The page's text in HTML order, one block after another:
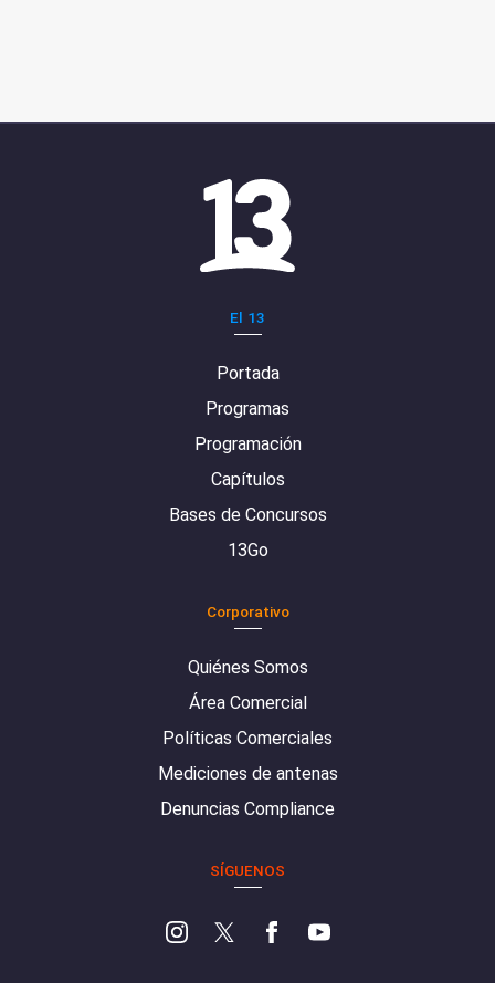
El 13
Portada
Programas
Programación
Capítulos
Bases de Concursos
13Go
Corporativo
Quiénes Somos
Área Comercial
Políticas Comerciales
Mediciones de antenas
Denuncias Compliance
SÍGUENOS